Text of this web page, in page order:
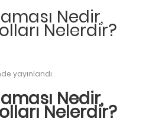
Nedir,
Nelerdir?
yayınlandı.
Nedir,
Nelerdir?